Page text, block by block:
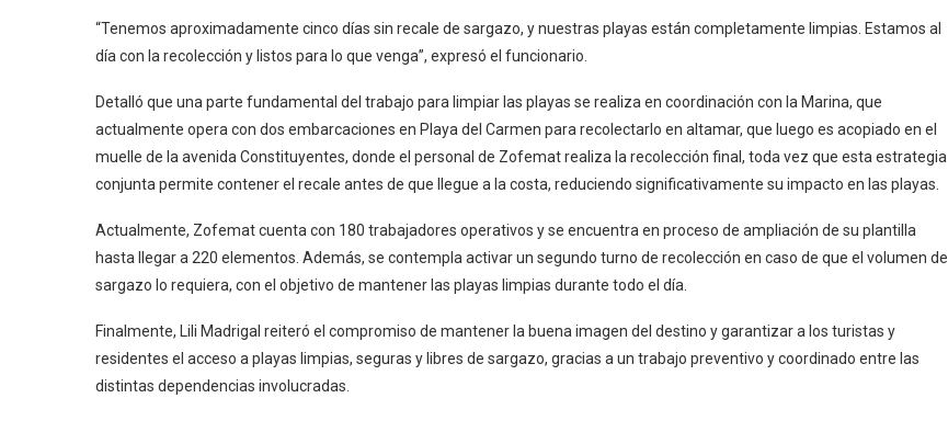
“Tenemos aproximadamente cinco días sin recale de sargazo, y nuestras playas están completamente limpias. Estamos al
día con la recolección y listos para lo que venga”, expresó el funcionario.
Detalló que una parte fundamental del trabajo para limpiar las playas se realiza en coordinación con la Marina, que
actualmente opera con dos embarcaciones en Playa del Carmen para recolectarlo en altamar, que luego es acopiado en el
muelle de la avenida Constituyentes, donde el personal de Zofemat realiza la recolección final, toda vez que esta estrategia
conjunta permite contener el recale antes de que llegue a la costa, reduciendo significativamente su impacto en las playas.
Actualmente, Zofemat cuenta con 180 trabajadores operativos y se encuentra en proceso de ampliación de su plantilla
hasta llegar a 220 elementos. Además, se contempla activar un segundo turno de recolección en caso de que el volumen de
sargazo lo requiera, con el objetivo de mantener las playas limpias durante todo el día.
Finalmente, Lili Madrigal reiteró el compromiso de mantener la buena imagen del destino y garantizar a los turistas y
residentes el acceso a playas limpias, seguras y libres de sargazo, gracias a un trabajo preventivo y coordinado entre las
distintas dependencias involucradas.